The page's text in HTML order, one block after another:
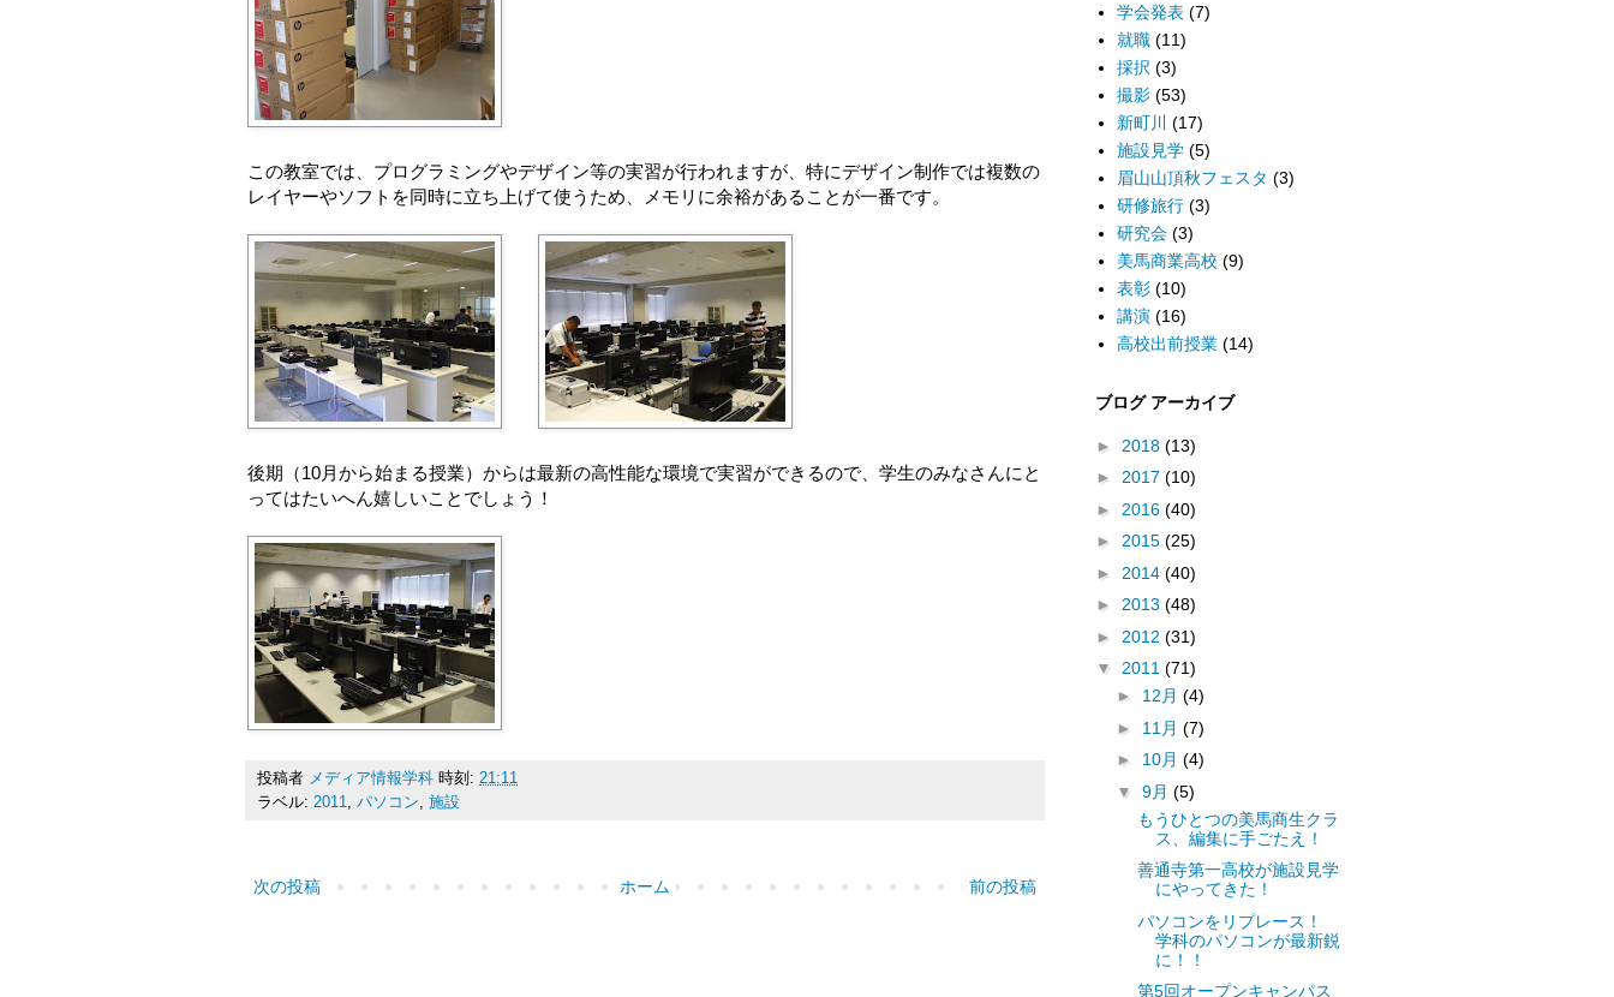
この教室では、プログラミングやデザイン等の実習が行われますが、特にデザイン制作では複数の
レイヤーやソフトを同時に立ち上げて使うため、メモリに余裕があることが一番です。
後期（10月から始まる授業）からは最新の高性能な環境で実習ができるので、学生のみなさんにと
ってはたいへん嬉しいことでしょう！
投稿者 メディア情報学科 時刻: 21:11
ラベル: 2011, パソコン, 施設
次の投稿 前の投稿
ホーム
学会発表 (7)
就職 (11)
採択 (3)
撮影 (53)
新町川 (17)
施設見学 (5)
眉山山頂秋フェスタ (3)
研修旅行 (3)
研究会 (3)
美馬商業高校 (9)
表彰 (10)
講演 (16)
高校出前授業 (14)
ブログ アーカイブ
► 2018 (13)
► 2017 (10)
► 2016 (40)
► 2015 (25)
► 2014 (40)
► 2013 (48)
► 2012 (31)
▼ 2011 (71)
► 12月 (4)
► 11月 (7)
► 10月 (4)
▼ 9月 (5)
もうひとつの美馬商生クラ
ス、編集に手ごたえ！
善通寺第一高校が施設見学
にやってきた！
パソコンをリプレース！
学科のパソコンが最新鋭
に！！
第5回オープンキャンパス